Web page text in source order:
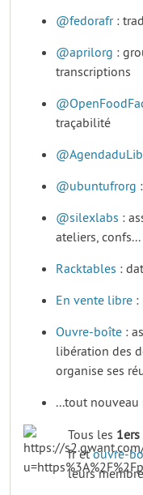
@fedorafr:
@aprilorg :
transcriptions
traçabilité
@ubuntufrorg :
@silexlabs :
ateliers, confs...
Racktables :
En vente libre :
Ouvre-boîte :
libération des
organise ses
...tout
Tous les 1ers
fr etouvre-
leurs